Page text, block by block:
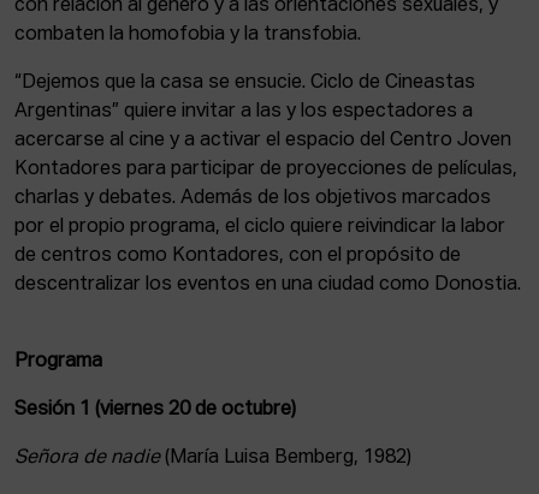
con relación al género y a las orientaciones sexuales, y
combaten la homofobia y la transfobia.
“Dejemos que la casa se ensucie. Ciclo de Cineastas
Argentinas” quiere invitar a las y los espectadores a
acercarse al cine y a activar el espacio del Centro Joven
Kontadores para participar de proyecciones de películas,
charlas y debates. Además de los objetivos marcados
por el propio programa, el ciclo quiere reivindicar la labor
de centros como Kontadores, con el propósito de
descentralizar los eventos en una ciudad como Donostia.
Programa
Sesión 1 (viernes 20 de octubre)
Señora de nadie(María Luisa Bemberg, 1982)